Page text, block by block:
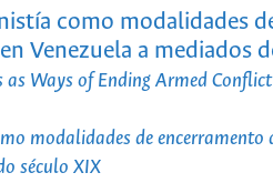
como modalidades
Venezuela a mediados
as Ways of Ending Armed
modalidades de
século XIX